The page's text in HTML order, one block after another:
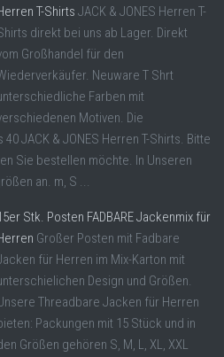
T-Shirts JACK & JONES Herren T-
direkt bei uns ab Lager. Direkt
Großhandel für den
Neuware T Shrt
Farben mit
Motiven. Die
JACK & JONES Herren T-Shirts. Bitte
Sie bestellen möchte. In Unseren
an. m, S ...
Stk. Posten FADBARE Jackenmix für
Großer Posten mit Fadbare
für Herren im Mix-Karton mit
Design und Größen.
Threadbare Jacken für Herren
Packungen mit 15 Stück und in
Größen gehören S, M, L, XL, XXL